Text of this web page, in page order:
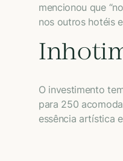
mencionou que
nos outros hotéis
O investimento
para 250
essência artística